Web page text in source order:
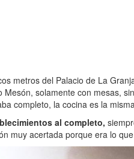
metros del Palacio de La
solamente con mesas,
completo, la cocina es la
al completo,
muy acertada porque era lo